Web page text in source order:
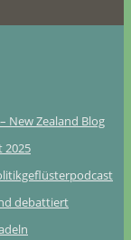
New Zealand Blog
2025
debattiert